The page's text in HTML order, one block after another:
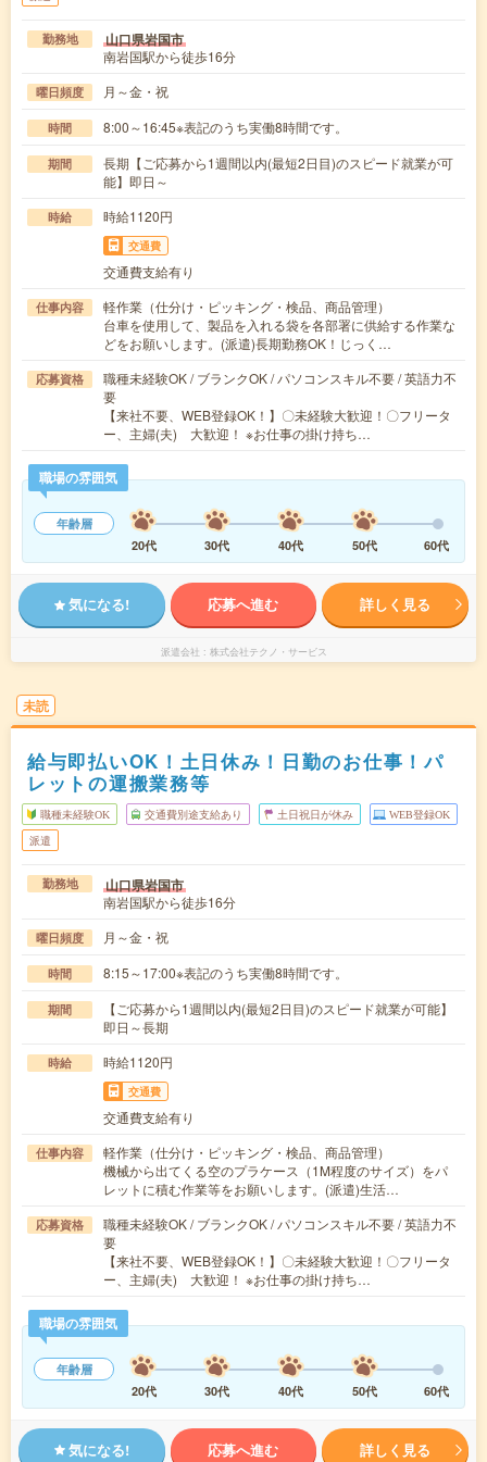
勤務地 山口県岩国市
南岩国駅から徒歩16分
曜日頻度 月～金・祝
時間 8:00～16:45※表記のうち実働8時間です。
期間
長期【ご応募から1週間以内(最短2日目)のスピード就業が可
能】即日～
時給 時給1120円
交通費
交通費支給有り
仕事内容
軽作業（仕分け・ピッキング・検品、商品管理）
台車を使用して、製品を入れる袋を各部署に供給する作業な
どをお願いします。(派遣)長期勤務OK！じっく…
応募資格
職種未経験OK / ブランクOK / パソコンスキル不要 / 英語力不
要
【来社不要、WEB登録OK！】〇未経験大歓迎！〇フリータ
ー、主婦(夫) 大歓迎！ ※お仕事の掛け持ち…
職場の雰囲気
年齢層
20代
30代 40代 50代 60代
気になる! 応募へ進む 詳しく見る
派遣会社 株式会社テクノ・サービス
未読
給与即払いOK！土日休み！日勤のお仕事！パ
レットの運搬業務等
職種未経験OK 交通費別途支給あり 土日祝日が休み WEB登録OK
派遣
勤務地 山口県岩国市
南岩国駅から徒歩16分
曜日頻度 月～金・祝
時間 8:15～17:00※表記のうち実働8時間です。
期間
【ご応募から1週間以内(最短2日目)のスピード就業が可能】
即日～長期
時給 時給1120円
交通費
交通費支給有り
仕事内容
軽作業（仕分け・ピッキング・検品、商品管理）
機械から出てくる空のプラケース（1M程度のサイズ）をパ
レットに積む作業等をお願いします。(派遣)生活…
応募資格
職種未経験OK / ブランクOK / パソコンスキル不要 / 英語力不
要
【来社不要、WEB登録OK！】〇未経験大歓迎！〇フリータ
ー、主婦(夫) 大歓迎！ ※お仕事の掛け持ち…
職場の雰囲気
年齢層
20代
30代 40代 50代 60代
気になる! 応募へ進む 詳しく見る